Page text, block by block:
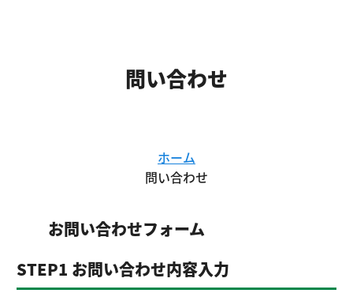
問い合わせ
ホーム
問い合わせ
お問い合わせフォーム
STEP1 お問い合わせ内容入力